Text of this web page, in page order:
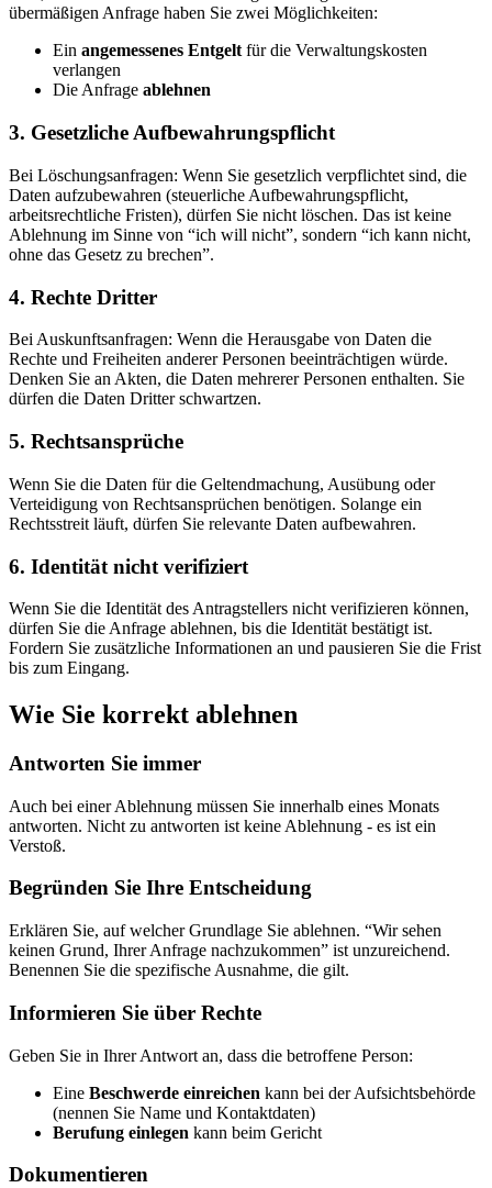
übermäßigen Anfrage haben Sie zwei Möglichkeiten:
Ein angemessenes Entgeltfür die Verwaltungskosten
verlangen
Die Anfrage ablehnen
3. Gesetzliche Aufbewahrungspflicht
Bei Löschungsanfragen: Wenn Sie gesetzlich verpflichtet sind, die
Daten aufzubewahren (steuerliche Aufbewahrungspflicht,
arbeitsrechtliche Fristen), dürfen Sie nicht löschen. Das ist keine
Ablehnung im Sinne von “ich will nicht”, sondern “ich kann nicht,
ohne das Gesetz zu brechen”.
4. Rechte Dritter
Bei Auskunftsanfragen: Wenn die Herausgabe von Daten die
Rechte und Freiheiten anderer Personen beeinträchtigen würde.
Denken Sie an Akten, die Daten mehrerer Personen enthalten. Sie
dürfen die Daten Dritter schwartzen.
5. Rechtsansprüche
Wenn Sie die Daten für die Geltendmachung, Ausübung oder
Verteidigung von Rechtsansprüchen benötigen. Solange ein
Rechtsstreit läuft, dürfen Sie relevante Daten aufbewahren.
6. Identität nicht verifiziert
Wenn Sie die Identität des Antragstellers nicht verifizieren können,
dürfen Sie die Anfrage ablehnen, bis die Identität bestätigt ist.
Fordern Sie zusätzliche Informationen an und pausieren Sie die Frist
bis zum Eingang.
Wie Sie korrekt ablehnen
Antworten Sie immer
Auch bei einer Ablehnung müssen Sie innerhalb eines Monats
antworten. Nicht zu antworten ist keine Ablehnung - es ist ein
Verstoß.
Begründen Sie Ihre Entscheidung
Erklären Sie, auf welcher Grundlage Sie ablehnen. “Wir sehen
keinen Grund, Ihrer Anfrage nachzukommen” ist unzureichend.
Benennen Sie die spezifische Ausnahme, die gilt.
Informieren Sie über Rechte
Geben Sie in Ihrer Antwort an, dass die betroffene Person:
Eine Beschwerde einreichen kann bei der Aufsichtsbehörde
(nennen Sie Name und Kontaktdaten)
Berufung einlegen kann beim Gericht
Dokumentieren